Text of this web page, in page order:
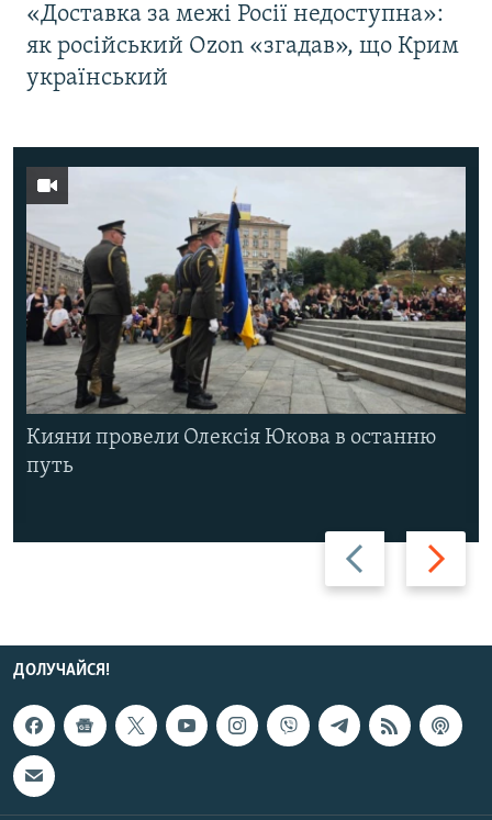
«Доставка за межі Росії недоступна»:
як російський Ozon «згадав», що Крим
український
Назад Вперед
Кияни провели Олексія Юкова в останню
путь
ДОЛУЧАЙСЯ!